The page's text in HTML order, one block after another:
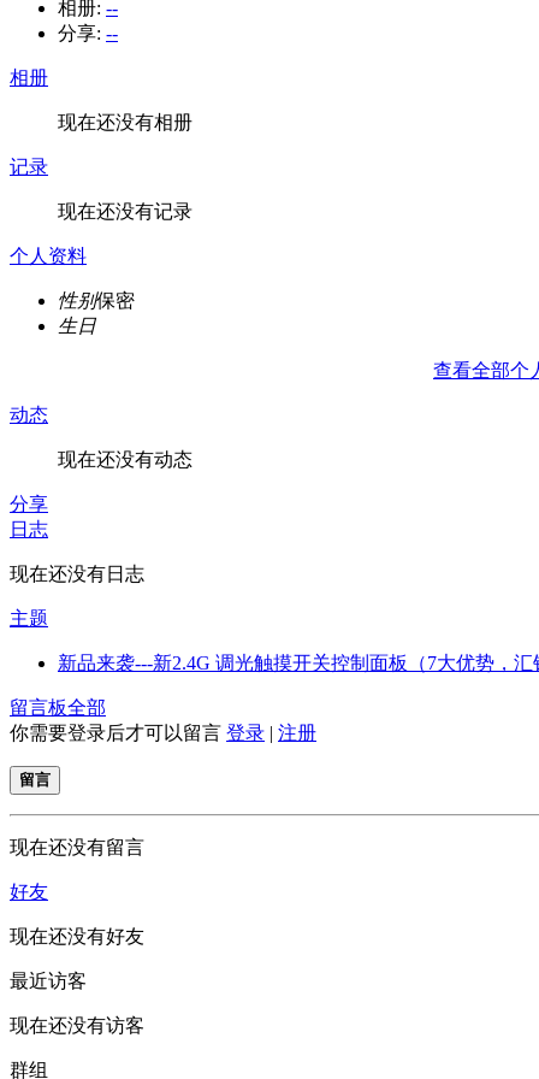
相册: --
分享: --
相册
现在还没有相册
记录
现在还没有记录
个人资料
性别保密
生日
查看全部个
动态
现在还没有动态
分享
日志
现在还没有日志
主题
新品来袭---新2.4G 调光触摸开关控制面板（7大优势，汇
留言板全部
你需要登录后才可以留言 登录 | 注册
留言
现在还没有留言
好友
现在还没有好友
最近访客
现在还没有访客
群组